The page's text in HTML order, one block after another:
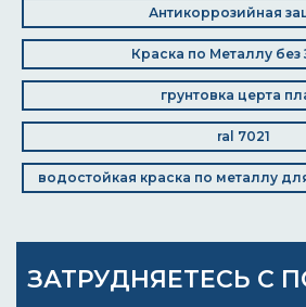
Антикоррозийная
Краска по Металлу без
грунтовка церта
ral 7021
водостойкая краска по металлу
ЗАТРУДНЯЕТЕСЬ С